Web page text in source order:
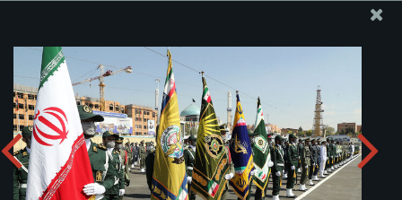
امام حسین علیہ السلام ملٹری یونیورسٹی میں مسلح افواج کی
مشترکہ گریجویشن تقریب سے خطاب
تصویری البم دریافت کریں: zip